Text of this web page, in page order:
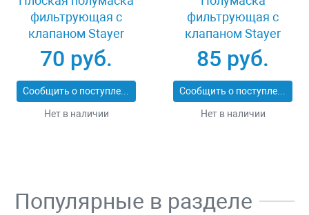
фильтрующая с
клапаном Stayer
11113_z01
70 руб.
Сообщить о поступлении
Нет в наличии
фильтрующая с
клапаном Stayer
MASTER 11116
85 руб.
Сообщить о поступлении
Нет в наличии
Популярные в разделе